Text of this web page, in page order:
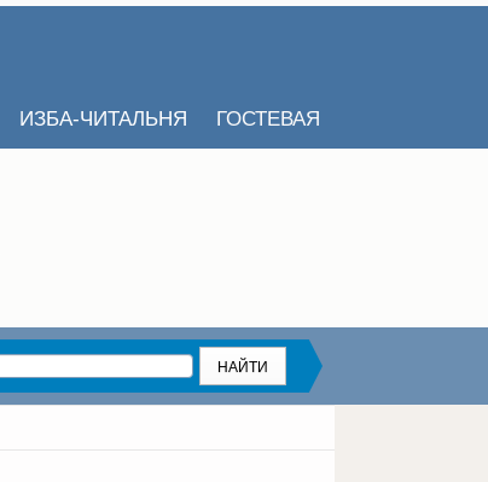
ИЗБА-ЧИТАЛЬНЯ ГОСТЕВАЯ